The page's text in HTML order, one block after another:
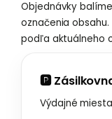
Objednávky
označenia
podľa aktuálneho
🅿️
Výdajné